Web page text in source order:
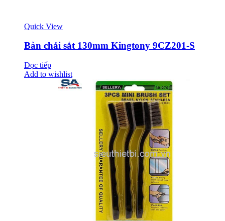
Quick View
Bàn chải sắt 130mm Kingtony 9CZ201-S
Đọc tiếp
Add to wishlist